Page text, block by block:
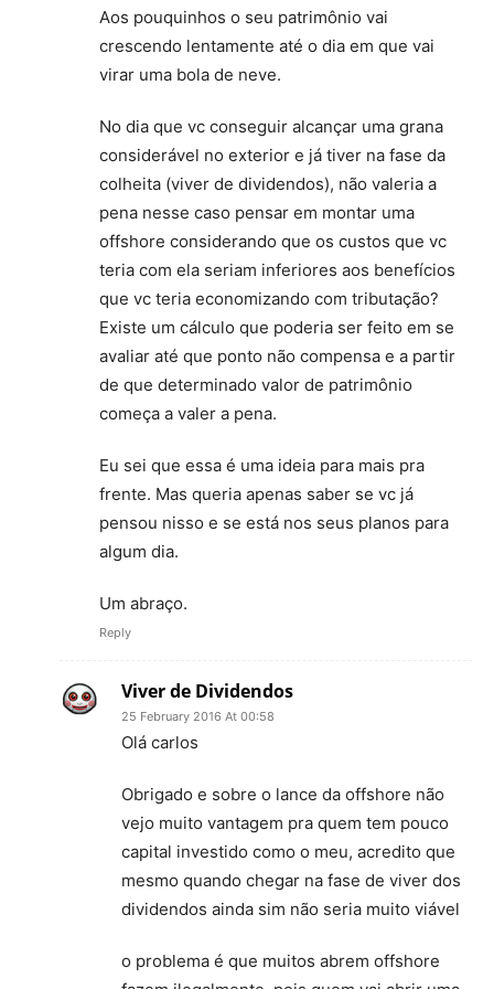
Aos pouquinhos o seu patrimônio vai
crescendo lentamente até o dia em que vai
virar uma bola de neve.
No dia que vc conseguir alcançar uma grana
considerável no exterior e já tiver na fase da
colheita (viver de dividendos), não valeria a
pena nesse caso pensar em montar uma
offshore considerando que os custos que vc
teria com ela seriam inferiores aos benefícios
que vc teria economizando com tributação?
Existe um cálculo que poderia ser feito em se
avaliar até que ponto não compensa e a partir
de que determinado valor de patrimônio
começa a valer a pena.
Eu sei que essa é uma ideia para mais pra
frente. Mas queria apenas saber se vc já
pensou nisso e se está nos seus planos para
algum dia.
Um abraço.
Reply
Viver de Dividendos
25 February 2016 At 00:58
Olá carlos
Obrigado e sobre o lance da offshore não
vejo muito vantagem pra quem tem pouco
capital investido como o meu, acredito que
mesmo quando chegar na fase de viver dos
dividendos ainda sim não seria muito viável
o problema é que muitos abrem offshore